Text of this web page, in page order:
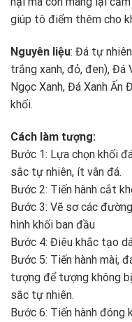
giúp tô điểm thêm cho
Nguyên liệu: Đá tự
trắng xanh, đỏ, đen), Đá
Ngọc Xanh, Đá Xanh Ấn
khối.
Cách làm tượng:
Bước 1: Lựa chọn khối
sắc tự nhiên, ít vân đá.
Bước 2: Tiến hành cắt
Bước 3: Vẽ sơ các
hình khối ban đầu
Bước 4: Điêu khắc tạo
Bước 5: Tiến hành mài,
tượng để tượng không
sắc tự nhiên.
Bước 6: Tiến hành đóng